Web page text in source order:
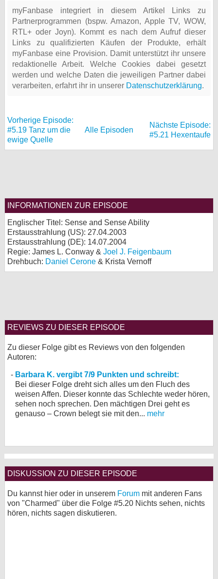
myFanbase integriert in diesem Artikel Links zu
Partnerprogrammen (bspw. Amazon, Apple TV, WOW,
RTL+ oder Joyn). Kommt es nach dem Aufruf dieser
Links zu qualifizierten Käufen der Produkte, erhält
myFanbase eine Provision. Damit unterstützt ihr unsere
redaktionelle Arbeit. Welche Cookies dabei gesetzt
werden und welche Daten die jeweiligen Partner dabei
verarbeiten, erfahrt ihr in unserer Datenschutzerklärung.
Vorherige Episode:
#5.19 Tanz um die
ewige Quelle
Alle Episoden
Nächste Episode:
#5.21 Hexentaufe
INFORMATIONEN ZUR EPISODE
Englischer Titel: Sense and Sense Ability
Erstausstrahlung (US): 27.04.2003
Erstausstrahlung (DE): 14.07.2004
Regie: James L. Conway & Joel J. Feigenbaum
Drehbuch: Daniel Cerone & Krista Vernoff
REVIEWS ZU DIESER EPISODE
Zu dieser Folge gibt es Reviews von den folgenden
Autoren:
Barbara K. vergibt 7/9 Punkten und schreibt:
Bei dieser Folge dreht sich alles um den Fluch des
weisen Affen. Dieser konnte das Schlechte weder hören,
sehen noch sprechen. Den mächtigen Drei geht es
genauso – Crown belegt sie mit den... mehr
DISKUSSION ZU DIESER EPISODE
Du kannst hier oder in unserem Forum mit anderen Fans
von "Charmed" über die Folge #5.20 Nichts sehen, nichts
hören, nichts sagen diskutieren.